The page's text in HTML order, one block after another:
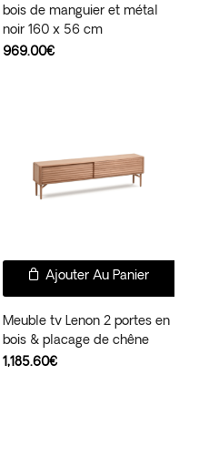
bois de manguier et métal
noir 160 x 56 cm
969.00€
Ajouter Au Panier
Meuble tv Lenon 2 portes en
bois & placage de chêne
1,185.60€